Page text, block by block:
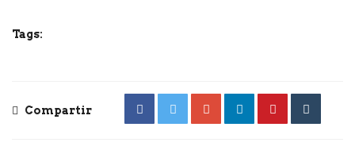
Tags:
Compartir